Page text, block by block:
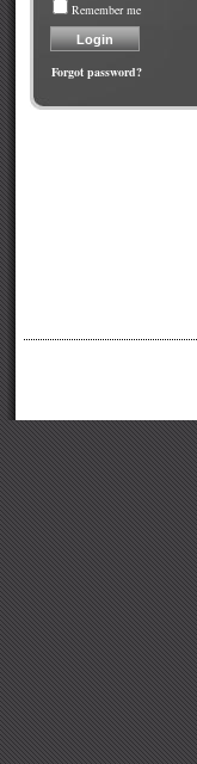
Remember me
Forgot password?